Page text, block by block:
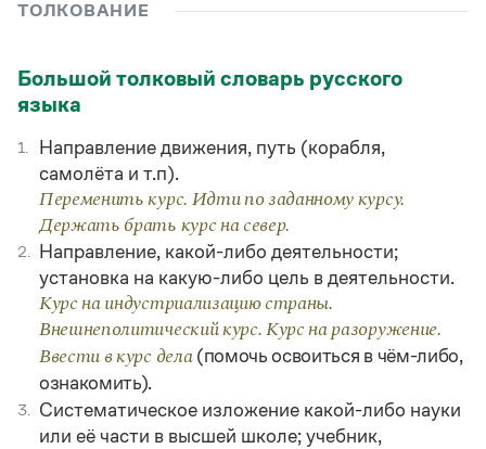
Словари русского языка как государственного
Справочники
Правила русской орфографии и пунктуации
Русский язык. Краткий теоретический курс
для школьников
Письмовник
Справочник по пунктуации
Словарь-справочник трудностей
Справочник по фразеологии
Азбучные истины
Словарь-справочник непростые слова
Все справочники портала
Журнал
Управление в русском языке
Правила русской орфографии и пунктуации
ТОЛКОВАНИЕ
Большой толковый словарь русского
языка
1.
Направление движения, путь (корабля,
самолёта и т.п).
Переменить курс. Идти по заданному курсу.
Держать брать курс на север.
2.
Направление, какой-либо деятельности;
установка на какую-либо цель в деятельности.
Курс на индустриализацию страны.
Внешнеполитический курс. Курс на разоружение.
Ввести в курс дела (помочь освоиться в чём-либо,
ознакомить).
3.
Систематическое изложение какой-либо науки
или её части в высшей школе; учебник,